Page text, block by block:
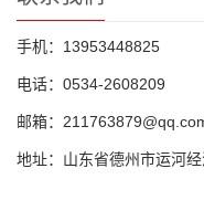
手机：13953448825
电话：0534-2608209
邮箱：
地址：山东省德州市运河